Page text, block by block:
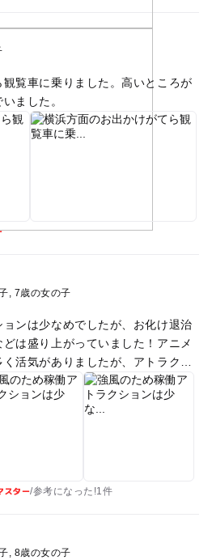
覧車に乗りました。高いところが
ました。
7歳の女の子
ンは少なめでしたが、お化け退治
は盛り上がっていました！アニメ
活気がありましたが、アトラクシ
ズ。入園無料なので、ふらっと遊
ントです
スター/参考になった!1件
8歳の女の子